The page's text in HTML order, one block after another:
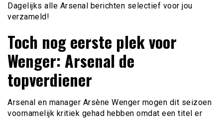
Dagelijks alle Arsenal berichten selectief voor jou
verzameld!
Toch nog eerste plek voor
Wenger: Arsenal de
topverdiener
Arsenal en manager Arsène Wenger mogen dit seizoen
voornamelijk kritiek gehad hebben omdat een titel er